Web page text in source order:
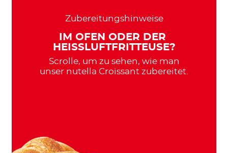
Zubereitungshinweise
IM OFEN ODER DER
HEISSLUFTFRITTEUSE?
Scrolle, um zu sehen, wie man
unser nutella Croissant zubereitet.